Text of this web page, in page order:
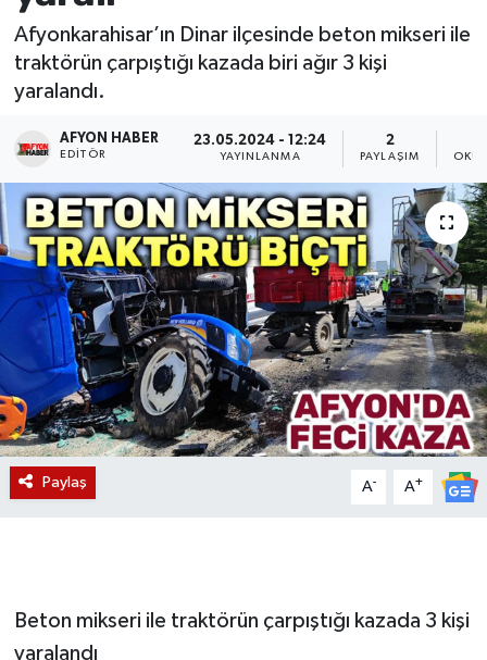
Afyonkarahisar’ın Dinar ilçesinde beton mikseri ile
traktörün çarpıştığı kazada biri ağır 3 kişi
yaralandı.
AFYON HABER
EDITÖR
23.05.2024 - 12:24
YAYINLANMA
2
PAYLAŞIM
Paylaş A- A+
Beton mikseri ile traktörün çarpıştığı kazada 3 kişi
yaralandı
Sivil Toplum
Etkinlikler